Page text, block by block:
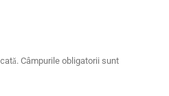
Câmpurile obligatorii sunt